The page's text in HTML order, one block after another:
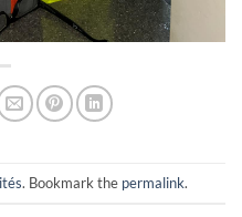
. Bookmark the permalink.